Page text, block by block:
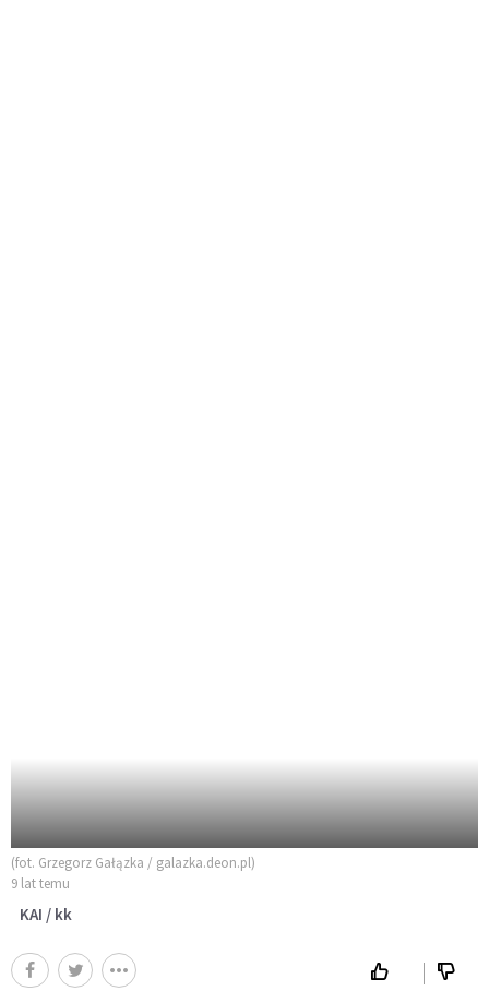
(fot. Grzegorz Gałązka / galazka.deon.pl)
9 lat temu
KAI / kk